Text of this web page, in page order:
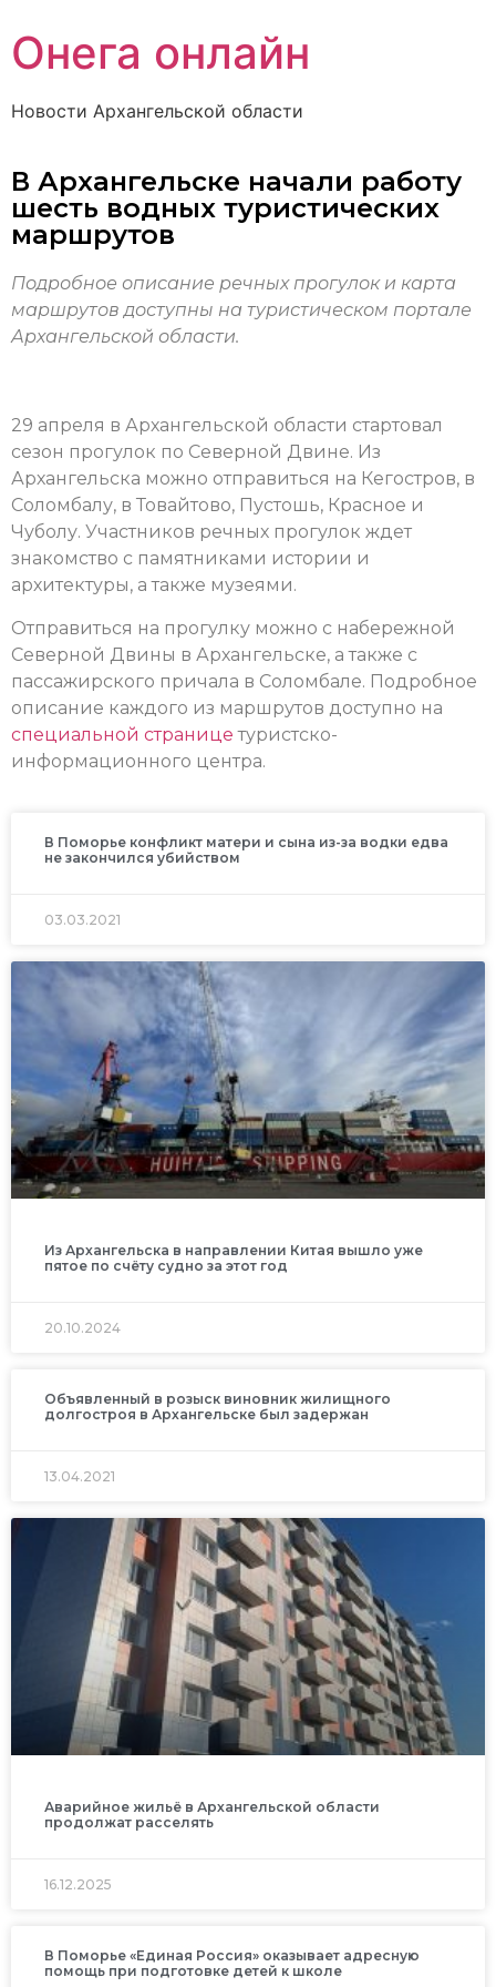
Онега онлайн
Новости Архангельской области
В Архангельске начали работу
шесть водных туристических
маршрутов
Подробное описание речных прогулок и карта
маршрутов доступны на туристическом портале
Архангельской области.
29 апреля в Архангельской области стартовал
сезон прогулок по Северной Двине. Из
Архангельска можно отправиться на Кегостров, в
Соломбалу, в Товайтово, Пустошь, Красное и
Чуболу. Участников речных прогулок ждет
знакомство с памятниками истории и
архитектуры, а также музеями.
Отправиться на прогулку можно с набережной
Северной Двины в Архангельске, а также с
пассажирского причала в Соломбале. Подробное
описание каждого из маршрутов доступно на
специальной странице туристско-
информационного центра.
В Поморье конфликт матери и сына из-за водки едва
не закончился убийством
03.03.2021
Из Архангельска в направлении Китая вышло уже
пятое по счёту судно за этот год
20.10.2024
Объявленный в розыск виновник жилищного
долгостроя в Архангельске был задержан
13.04.2021
Аварийное жильё в Архангельской области
продолжат расселять
16.12.2025
В Поморье «Единая Россия» оказывает адресную
помощь при подготовке детей к школе